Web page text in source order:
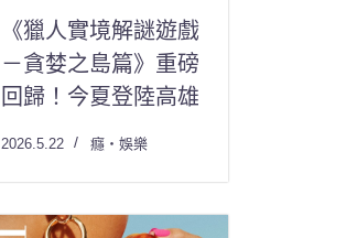
《獵人實境解謎遊戲
－貪婪之島篇》重磅
回歸！今夏登陸高雄
2026.5.22 癮・娛樂